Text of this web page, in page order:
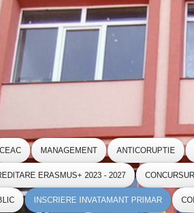
CEAC MANAGEMENT ANTICORUPTIE
ERASMUS+ 2023 - 2027
INSCRIERE INVATAMANT PRIMAR